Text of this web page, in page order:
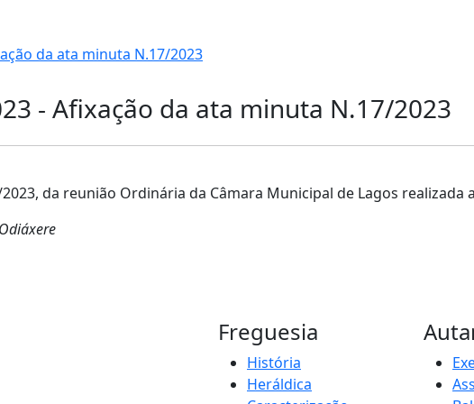
da ata minuta N.17/2023
- Afixação da ata minuta N.17/2023
da reunião Ordinária da Câmara Municipal de Lagos realizada
Freguesia
História
Heráldica